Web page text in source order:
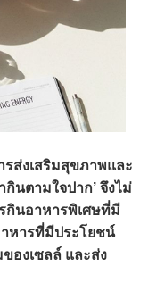
รส่งเสริมสุขภาพและ
นตามใจปาก’ จึงไม่
กินอาหารพิเศษที่มี
หารที่มีประโยชน์
องเซลล์ และส่ง